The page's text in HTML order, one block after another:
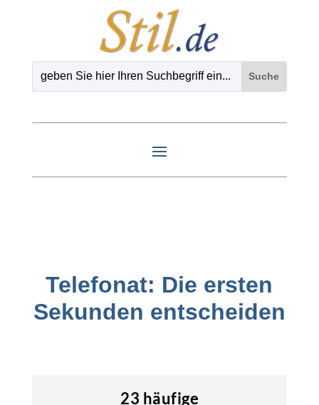
Telefonat: Die ersten
Sekunden entscheiden